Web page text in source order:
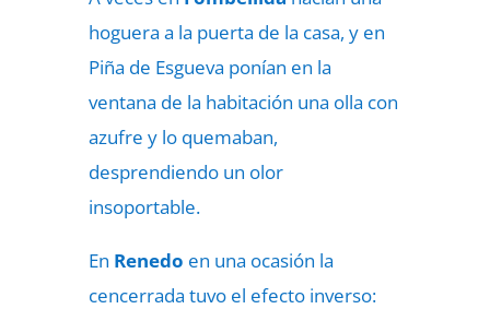
hoguera a la puerta de la casa, y en
Piña de Esgueva ponían en la
ventana de la habitación una olla con
azufre y lo quemaban,
desprendiendo un olor
insoportable.
En Renedo en una ocasión la
cencerrada tuvo el efecto inverso: